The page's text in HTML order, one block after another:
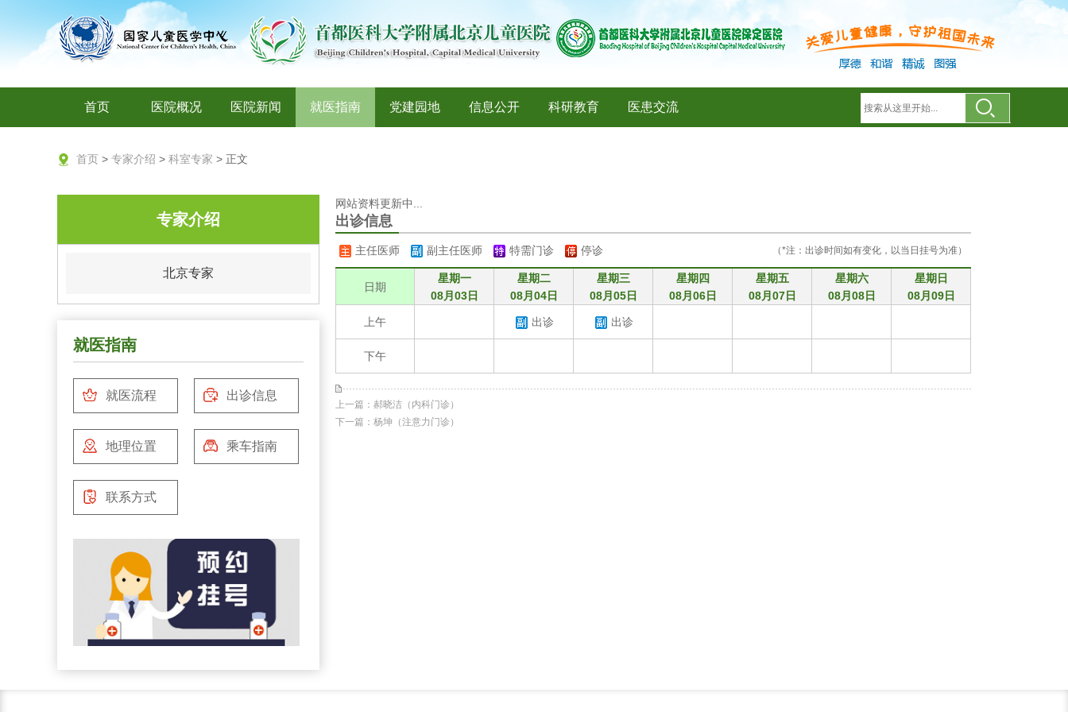
首页 医院概况 医院新闻 就医指南 党建园地 信息公开 科研教育 医患交流
首页 > 专家介绍 > 科室专家 > 正文
专家介绍
北京专家
就医指南
就医流程 出诊信息
地理位置 乘车指南
联系方式
网站资料更新中...
出诊信息
主任医师 副主任医师 特需门诊 停诊 （*注：出诊时间如有变化，以当日挂号为准）
日期
星期一
08月03日
星期二
08月04日
星期三
08月05日
星期四
08月06日
星期五
08月07日
星期六
08月08日
星期日
08月09日
上午 出诊 出诊
下午
上一篇： 郝晓洁（内科门诊）
下一篇： 杨坤（注意力门诊）